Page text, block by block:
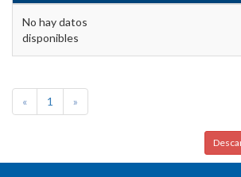
No hay datos
disponibles
« 1 »